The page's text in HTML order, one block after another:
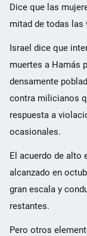
Dice que las
mitad de todas
Israel dice que
muertes a Hamás
densamente
contra milicianos
respuesta a
ocasionales.
El acuerdo de alto
alcanzado en
gran escala y
restantes.
Pero otros